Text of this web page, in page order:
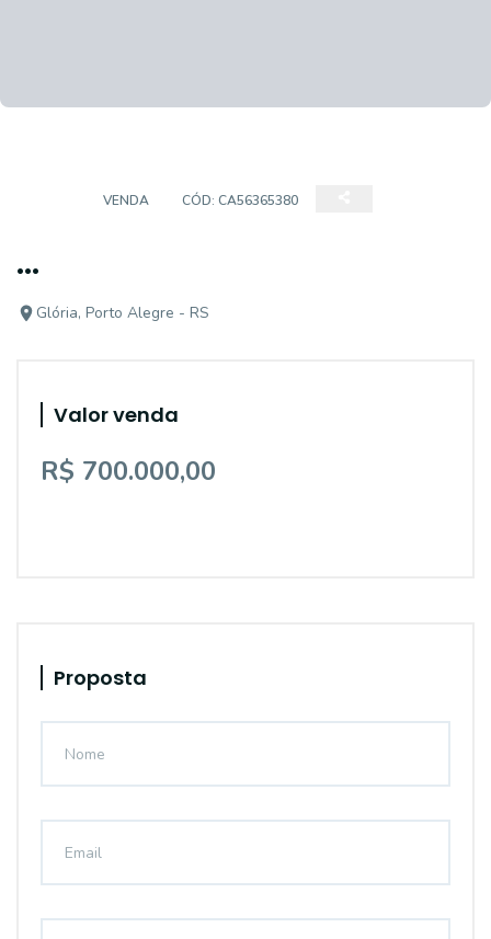
VENDA CÓD: CA56365380
...
Glória, Porto Alegre - RS
Valor venda
R$ 700.000,00
Proposta